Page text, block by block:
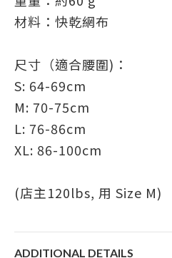
材料：快乾網布
尺寸（適合腰圍)：
S: 64-69cm
M: 70-75cm
L: 76-86cm
XL: 86-100cm
(店主120lbs, 用 Size M)
ADDITIONAL DETAILS